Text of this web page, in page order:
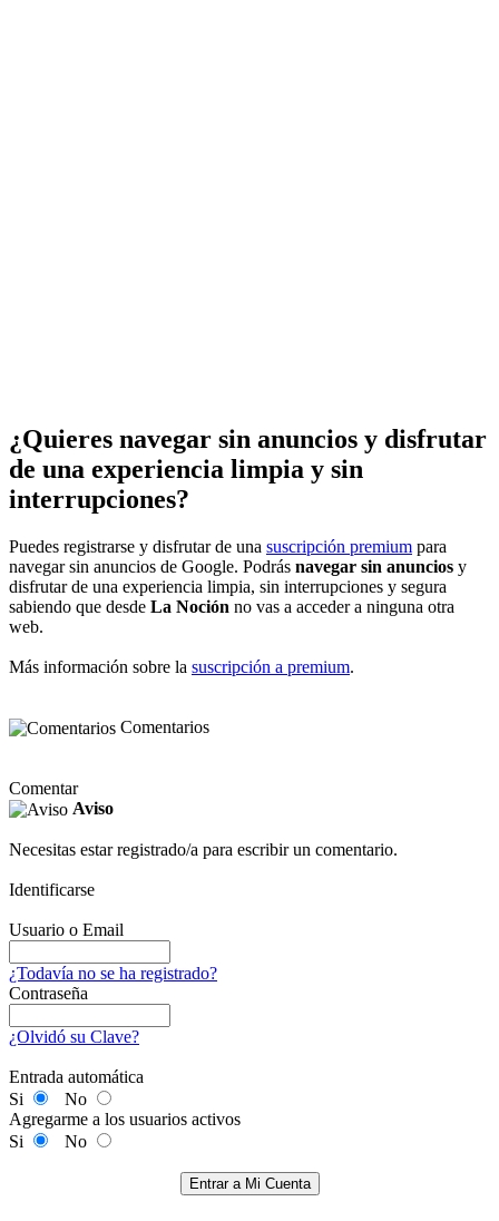
¿Quieres navegar sin anuncios y disfrutar
de una experiencia limpia y sin
interrupciones?
Puedes registrarse y disfrutar de una suscripción premium para
navegar sin anuncios de Google. Podrás navegar sin anuncios y
disfrutar de una experiencia limpia, sin interrupciones y segura
sabiendo que desde La Noción no vas a acceder a ninguna otra
web.
Más información sobre la suscripción a premium.
Comentarios
Comentar
Aviso
Necesitas estar registrado/a para escribir un comentario.
Identificarse
Usuario o Email
¿Todavía no se ha registrado?
Contraseña
¿Olvidó su Clave?
Entrada automática
Si
No
Agregarme a los usuarios activos
Si
No
Entrar a Mi Cuenta